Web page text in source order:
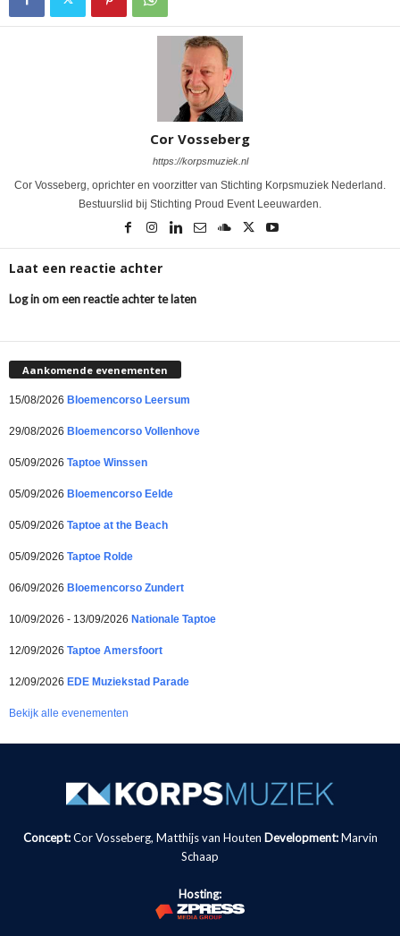
Cor Vosseberg
https://korpsmuziek.nl
Cor Vosseberg, oprichter en voorzitter van Stichting Korpsmuziek Nederland.
Bestuurslid bij Stichting Proud Event Leeuwarden.
Laat een reactie achter
Log in om een reactie achter te laten
Aankomende evenementen
15/08/2026 Bloemencorso Leersum
29/08/2026 Bloemencorso Vollenhove
05/09/2026 Taptoe Winssen
05/09/2026 Bloemencorso Eelde
05/09/2026 Taptoe at the Beach
05/09/2026 Taptoe Rolde
06/09/2026 Bloemencorso Zundert
10/09/2026 - 13/09/2026 Nationale Taptoe
12/09/2026 Taptoe Amersfoort
12/09/2026 EDE Muziekstad Parade
Bekijk alle evenementen
Concept:Cor Vosseberg, Matthijs van Houten Development: Marvin
Schaap
Hosting: